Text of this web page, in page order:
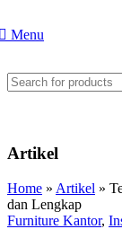
Menu
Artikel
Home » Artikel »
dan Lengkap
Furniture Kantor,